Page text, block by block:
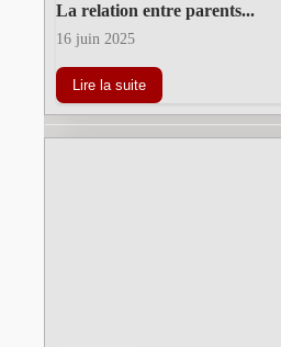
La relation entre parents...
16 juin 2025
Lire la suite